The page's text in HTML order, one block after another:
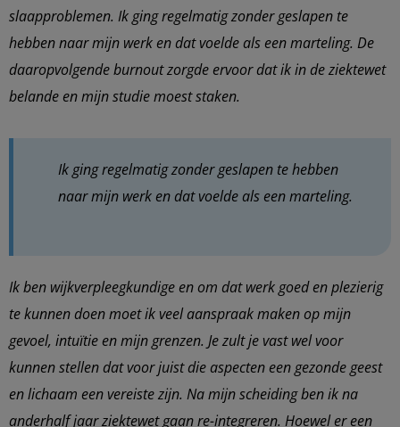
slaapproblemen. Ik ging regelmatig zonder geslapen te
hebben naar mijn werk en dat voelde als een marteling. De
daaropvolgende burnout zorgde ervoor dat ik in de ziektewet
belande en mijn studie moest staken.
Ik ging regelmatig zonder geslapen te hebben
naar mijn werk en dat voelde als een marteling.
Ik ben wijkverpleegkundige en om dat werk goed en plezierig
te kunnen doen moet ik veel aanspraak maken op mijn
gevoel, intuïtie en mijn grenzen. Je zult je vast wel voor
kunnen stellen dat voor juist die aspecten een gezonde geest
en lichaam een vereiste zijn. Na mijn scheiding ben ik na
anderhalf jaar ziektewet gaan re-integreren. Hoewel er een